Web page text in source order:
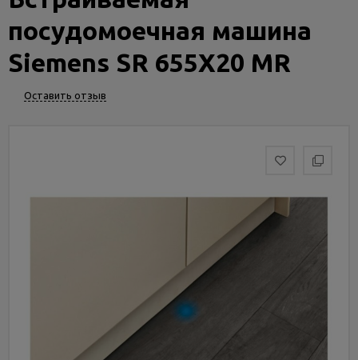
Услуги
и
сервис
посудомоечная машина
Siemens SR 655X20 MR
Оставить отзыв